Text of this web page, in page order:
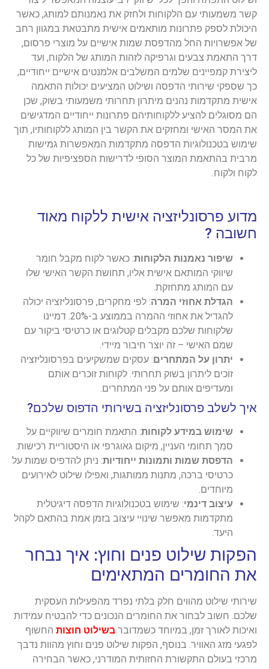
קשר משמעותי עם הלקוחות ולחזק את נאמנותם למותג, כאשר
היכולת לספק פתרונות מותאמים אישית מתבטאת במגוון רחב
של אפשרויות החל מהדפסת שמות אישיים על מוצרי פרסום,
דרך התאמת צבעים וגרפיקה לזהות המותג של הלקוח, ועד
ליצירת קמפיינים שלמים המשלבים אלמנטים אישיים ייחודיים,
כך שספקי שירותי הדפסה ושילוט המציעים יכולות התאמה
אישית מתקדמות נהנים מיתרון תחרותי משמעותי בשוק, שכן
הם מסוגלים להציע ללקוחותיהם פתרונות ייחודיים המדגישים
את המסר האישי ומחזקים את הקשר בין המותג ללקוחותיו, תוך
שימוש בטכנולוגיות הדפסה מתקדמות המאפשרות גמישות
מרבית בהתאמת המוצר הסופי לדרישות הספציפיות של כל
לקוח ולקוח.
מדוע פרסונליזציה אישית ללקוח מאוד
חשובה ?
שיפור נאמנות הלקוחות: כאשר לקוח מקבל חומר
שיווקי המותאם אישית אליו, תחושת הקשר האישי שלו
עם המותג מתחזקת.
הגדלת אחוזי המרה: לפי מחקרים, פרסונליזציה יכולה
להגדיל את אחוזי ההמרה בממוצע ב-20%. דמיינו
שלקוחות שלכם מקבלים קטלוגים או כרטיסי ביקור עם
שמם האישי – זה יוצר חיבור מיידי.
יתרון על המתחרים: עסקים שמשקיעים בפרסונליזציה
זוכים ליתרון בשוק תחרותי. לקוחות זוכרים אותם
ומעדיפים אותם על פני המתחרים.
איך לשלב פרסונליזציה בשירותי הדפוס שלכם?
שימוש במידע לקוחות: התאמת חומרים שיווקיים על
סמך תחומי העניין, מיקום גאוגרפי או היסטוריית רכישות.
הדפסת שמות ותמונות ייחודיות: ניתן להדפיס שמות על
כרטיסי ברכה, מתנות ממותגות, ואפילו שילוט לאירועים
מיוחדים.
עיצוב דינמי: שימוש בטכנולוגיות הדפסה דיגיטלית
מתקדמות מאפשר שינויי עיצוב בזמן אמת בהתאם לקהל
היעד.
הפקות שילוט פנים וחוץ: איך נבחר
את החומרים המתאימים
שירותי שילוט מהווים חלק בלתי נפרד מהפעילות העסקית
שלכם. חשוב לבחור את החומרים הנכונים כדי להבטיח עמידות
ואיכות לאורך זמן, במיוחד כשמדובר בשילוט חוצות החשוף
לפגעי מזג האוויר. בנוסף, הפקות שילוט פנים וחוץ מהוות נדבך
מרכזי בעולם התקשורת החזותית המודרני, כאשר הבחירה